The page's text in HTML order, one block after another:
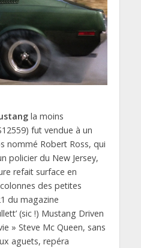
la moins
fut vendue à un
nommé Robert Ross, qui
policier du New Jersey,
refait surface en
des petites
du magazine
(sic !) Mustang Driven
» Steve Mc Queen, sans
aguets, repéra